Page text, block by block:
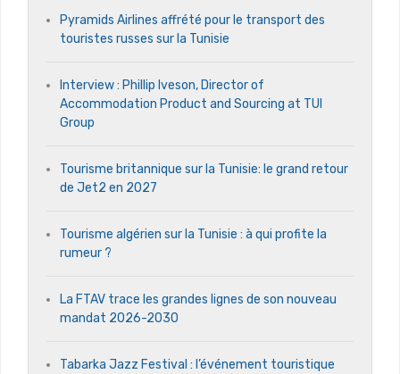
Pyramids Airlines affrété pour le transport des
touristes russes sur la Tunisie
Interview : Phillip Iveson, Director of
Accommodation Product and Sourcing at TUI
Group
Tourisme britannique sur la Tunisie: le grand retour
de Jet2 en 2027
Tourisme algérien sur la Tunisie : à qui profite la
rumeur ?
La FTAV trace les grandes lignes de son nouveau
mandat 2026-2030
Tabarka Jazz Festival : l’événement touristique